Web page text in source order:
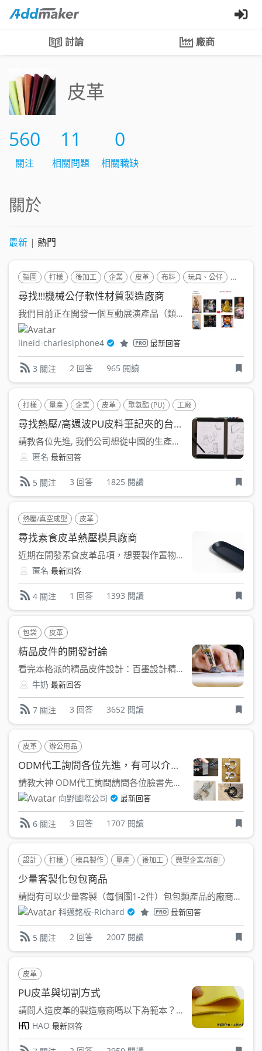
討論 廠商
皮革
560
關注
11
相關問題
0
相關職缺
關於
最新 | 熱門
製圖 打樣 後加工 企業 皮革 布料 玩具、公仔 矽膠(SR)
尋找!!!機械公仔軟性材質製造廠商
我們目前正在開發一個互動展演產品（類似迪士尼的 Audio...
lineid-charlesiphone4 最新回答
3 關注 2 回答 965 閱讀
打樣 量產 企業 皮革 聚氨酯 (PU) 工廠
尋找熱壓/高週波PU皮料筆記夾的台灣本地工廠
請教各位先進, 我們公司想從中國的生產廠商, 轉回台灣生產...
匿名 最新回答
5 關注 3 回答 1825 閱讀
熱壓/真空成型 皮革
尋找素食皮革熱壓模具廠商
近期在開發素食皮革品項，想要製作置物盤類產品、並透過熱壓方...
匿名 最新回答
4 關注 1 回答 1393 閱讀
包袋 皮革
精品皮件的開發討論
看完本格派的精品皮件設計：百墨設計精品皮件開發還有任何問題...
牛奶 最新回答
7 關注 3 回答 3652 閱讀
皮革 辦公用品
ODM代工詢問各位先進，有可以介紹的廠商嗎
請教大神 ODM代工詢問請問各位臉書先進，有可以介紹的廠...
向野國際公司 最新回答
6 關注 3 回答 1707 閱讀
設計 打樣 模具製作 量產 後加工 微型企業/新創
少量客製化包包商品
請問有可以少量客製（每個圖1-2件）包包類產品的廠商嗎？ ...
科邁銘板-Richard 最新回答
5 關注 2 回答 2007 閱讀
皮革
PU皮革與切割方式
請問人造皮革的製造廠商嗎以下為範本？ 需求 1料PU ...
HAO 最新回答